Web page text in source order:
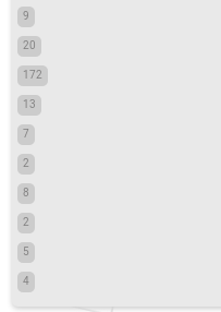
9
20
172
13
7
2
8
2
5
4